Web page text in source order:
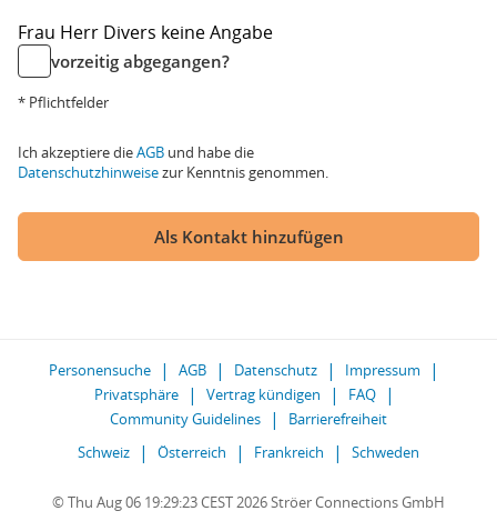
Frau Herr Divers keine Angabe
vorzeitig abgegangen?
* Pflichtfelder
Ich akzeptiere dieAGB und habe die
Datenschutzhinweisezur Kenntnis genommen.
Als Kontakt hinzufügen
Personensuche AGB Datenschutz
Impressum
Privatsphäre
Vertrag kündigen
FAQ
Community Guidelines
Barrierefreiheit
Schweiz
Österreich Frankreich Schweden
© Thu Aug 06 19:29:23 CEST 2026 Ströer Connections GmbH